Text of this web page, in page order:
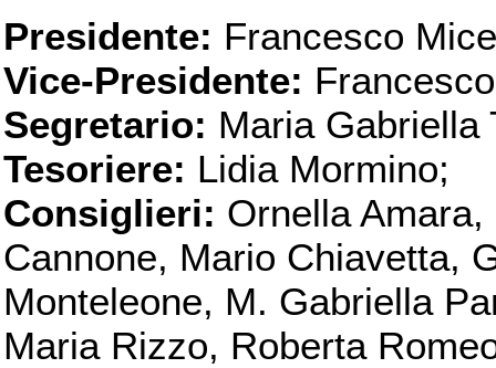
Presidente: Francesco
Vice-Presidente:
Segretario: Maria Gabriella
Tesoriere: Lidia Mormino;
Consiglieri: Ornella
Cannone, Mario Chiavetta,
Monteleone, M. Gabriella
Maria Rizzo, Roberta